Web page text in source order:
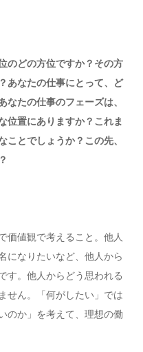
のどの方位ですか？その方
あなたの仕事にとって、ど
なたの仕事のフェーズは、
位置にありますか？これま
ことでしょうか？この先、
価値観で考えること。他人
になりたいなど、他人から
す。他人からどう思われる
せん。「何がしたい」では
のか」を考えて、理想の働